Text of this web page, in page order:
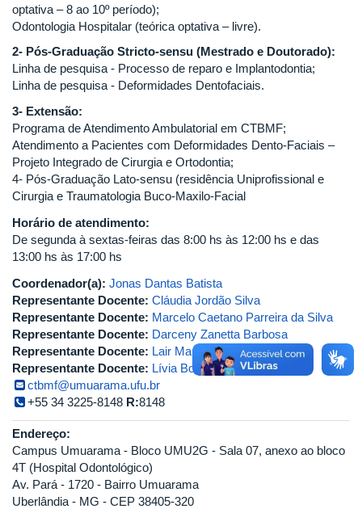
optativa – 8 ao 10º período);
Odontologia Hospitalar (teórica optativa – livre).
2- Pós-Graduação Stricto-sensu (Mestrado e Doutorado):
Linha de pesquisa - Processo de reparo e Implantodontia;
Linha de pesquisa - Deformidades Dentofaciais.
3- Extensão:
Programa de Atendimento Ambulatorial em CTBMF;
Atendimento a Pacientes com Deformidades Dento-Faciais –
Projeto Integrado de Cirurgia e Ortodontia;
4- Pós-Graduação Lato-sensu (residência Uniprofissional e
Cirurgia e Traumatologia Buco-Maxilo-Facial
Horário de atendimento:
De segunda à sextas-feiras das 8:00 hs às 12:00 hs e das
13:00 hs às 17:00 hs
Coordenador(a): Jonas Dantas Batista
Representante Docente: Cláudia Jordão Silva
Representante Docente: Marcelo Caetano Parreira da Silva
Representante Docente: Darceny Zanetta Barbosa
Representante Docente: Lair Mambrini Furtado
Representante Docente: Lívia Bonjardim Lima
ctbmf@umuarama.ufu.br
+55 34 3225-8148 R:8148
Endereço:
Campus Umuarama - Bloco UMU2G - Sala 07, anexo ao bloco
4T (Hospital Odontológico)
Av. Pará - 1720 - Bairro Umuarama
Uberlândia - MG - CEP 38405-320